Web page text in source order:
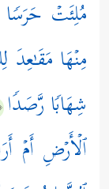
مُلِئَتۡ حَرَسࣰا
مِنۡهَا
شِهَابࣰا رَّصَدࣰا
ٱلۡأَرۡضِ أَمۡ